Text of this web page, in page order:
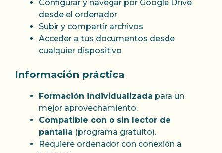
Configurar y navegar por Google Drive
desde el ordenador
Subir y compartir archivos
Acceder a tus documentos desde
cualquier dispositivo
Información práctica
Formación individualizada para un
mejor aprovechamiento.
Compatible con o sin lector de
pantalla (programa gratuito).
Requiere ordenador con conexión a